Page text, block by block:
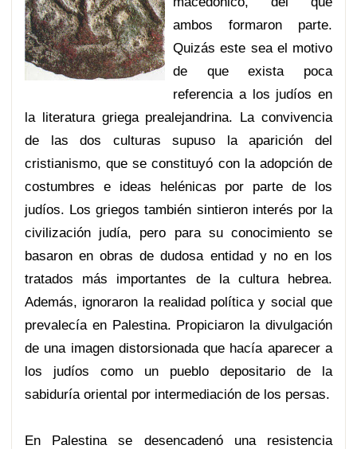
ambos formaron parte.
Quizás este sea el motivo
de que exista poca
referencia a los judíos en
la literatura griega prealejandrina. La convivencia
de las dos culturas supuso la aparición del
cristianismo, que se constituyó con la adopción de
costumbres e ideas helénicas por parte de los
judíos. Los griegos también sintieron interés por la
civilización judía, pero para su conocimiento se
basaron en obras de dudosa entidad y no en los
tratados más importantes de la cultura hebrea.
Además, ignoraron la realidad política y social que
prevalecía en Palestina. Propiciaron la divulgación
de una imagen distorsionada que hacía aparecer a
los judíos como un pueblo depositario de la
sabiduría oriental por intermediación de los persas.
En Palestina se desencadenó una resistencia